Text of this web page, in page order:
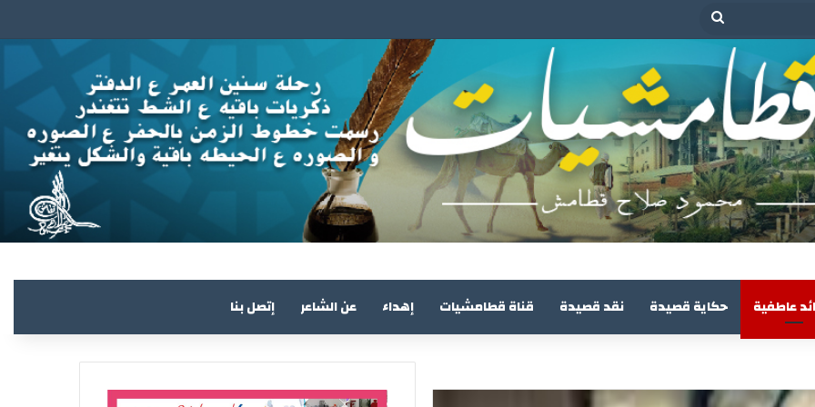
بحث
عاطفية حكاية قصيدة نقد قصيدة قناة قطامشيات إهداء عن الشاعر إتصل بنا